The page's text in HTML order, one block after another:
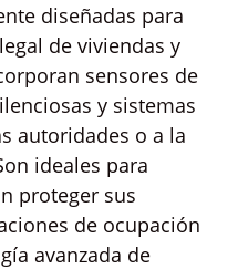
diseñadas para
de viviendas y
sensores de
y sistemas
autoridades o a la
ideales para
proteger sus
de ocupación
avanzada de